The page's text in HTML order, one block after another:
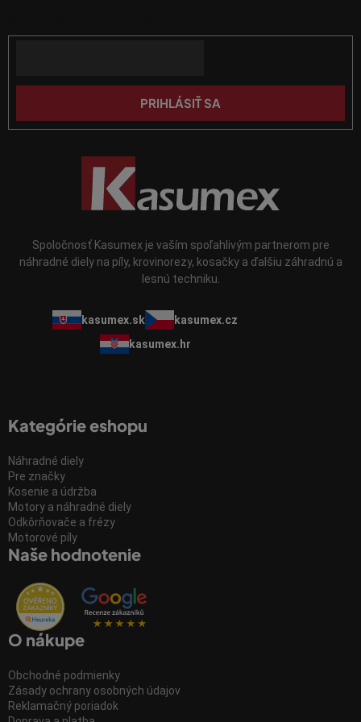
s
u
t
Spoločnosť Kasumex je vaším spoľahlivým partnerom pre
náhradné diely na píly, krovinorezy, kosačky a ďalšiu záhradnú a
lesnú techniku.
kasumex.sk
kasumex.cz
kasumex.hr
Kategórie eshopu
Náhradné diely
Pre značky
Kosenie a údržba
Motory a náhradné diely
Odkôrňovače a frézy
Motorové píly
Naše hodnotenie
O nákupe
Obchodné podmienky
Zásady ochrany osobných údajov
Reklamačný poriadok
PRIHLÁSIŤ SA